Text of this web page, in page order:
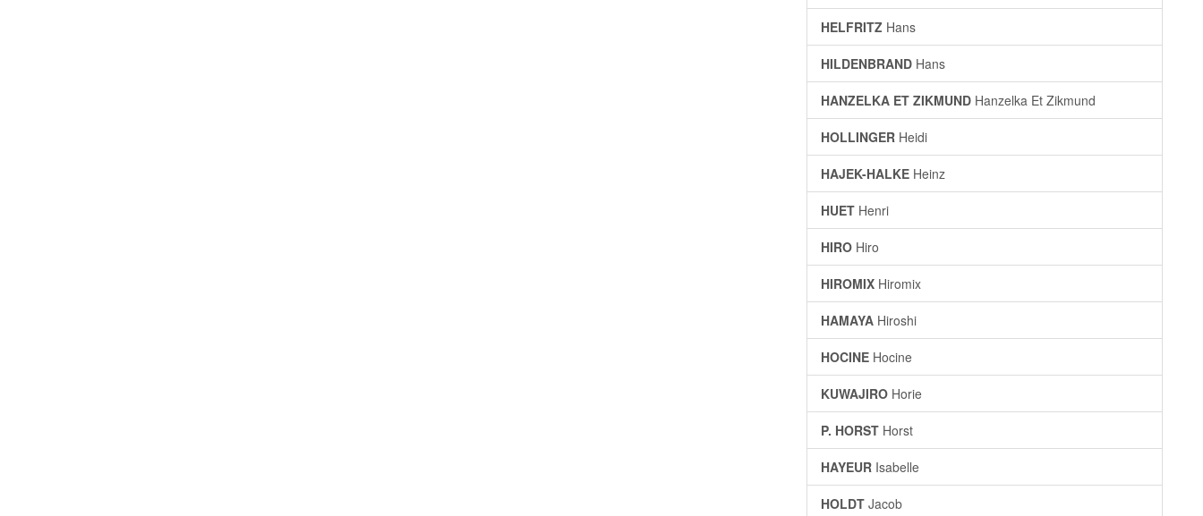
HELFRITZ Hans
HILDENBRAND Hans
HANZELKA ET ZIKMUND Hanzelka Et Zikmund
HOLLINGER Heidi
HAJEK-HALKE Heinz
HUET Henri
HIRO Hiro
HIROMIX Hiromix
HAMAYA Hiroshi
HOCINE Hocine
KUWAJIRO Horie
P. HORST Horst
HAYEUR Isabelle
HOLDT Jacob